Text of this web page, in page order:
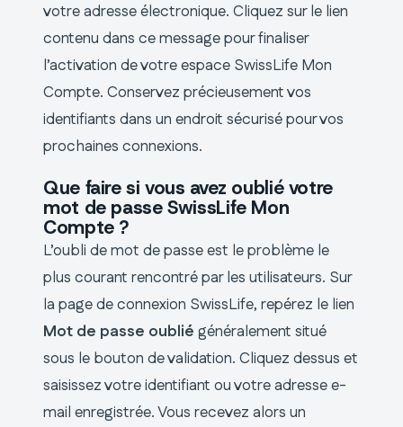
votre adresse électronique. Cliquez sur le lien
contenu dans ce message pour finaliser
l’activation de votre espace SwissLife Mon
Compte. Conservez précieusement vos
identifiants dans un endroit sécurisé pour vos
prochaines connexions.
Que faire si vous avez oublié votre
mot de passe SwissLife Mon
Compte ?
L’oubli de mot de passe est le problème le
plus courant rencontré par les utilisateurs. Sur
la page de connexion SwissLife, repérez le lien
Mot de passe oublié généralement situé
sous le bouton de validation. Cliquez dessus et
saisissez votre identifiant ou votre adresse e-
mail enregistrée. Vous recevez alors un